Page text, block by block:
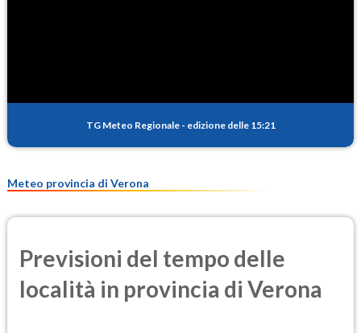
PM25
TG Meteo Regionale - edizione delle 15:21
Meteo provincia di Verona
Previsioni del tempo delle
località in provincia di Verona